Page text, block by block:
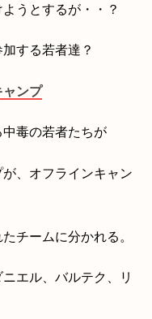
うとするが・・？
する若者達？
ャンプ
毒の若者たちが
、オフラインキャン
チームに分かれる。
エル、バルテク、リ